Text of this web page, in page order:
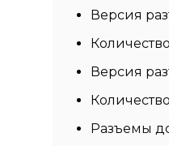
Версия
Версия
Разъемы